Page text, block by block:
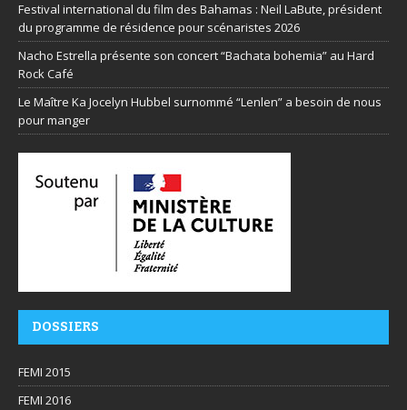
Festival international du film des Bahamas : Neil LaBute, président
du programme de résidence pour scénaristes 2026
Nacho Estrella présente son concert “Bachata bohemia” au Hard
Rock Café
Le Maître Ka Jocelyn Hubbel surnommé “Lenlen” a besoin de nous
pour manger
DOSSIERS
FEMI 2015
FEMI 2016